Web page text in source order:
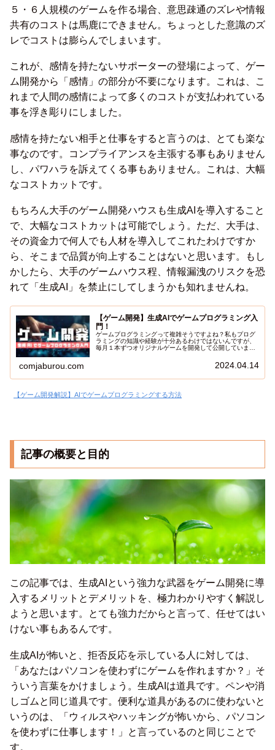
５・６人規模のゲームを作る場合、意思疎通のズレや情報
共有のコストは馬鹿にできません。ちょっとした意識のズ
レでコストは膨らんでしまいます。
これが、感情を持たないサポーターの登場によって、ゲー
ム開発から「感情」の部分が不要になります。これは、こ
れまで人間の感情によって多くのコストが支払われている
事を浮き彫りにしました。
感情を持たない相手と仕事をすると言うのは、とても楽な
事なのです。コンプライアンスを主張する事もありません
し、パワハラを訴えてくる事もありません。これは、大幅
なコストカットです。
もちろん大手のゲーム開発ハウスも生成AIを導入すること
で、大幅なコストカットは可能でしょう。ただ、大手は、
その資金力で何人でも人材を導入してこれたわけですか
ら、そこまで品質が向上することはないと思います。もし
かしたら、大手のゲームハウス程、情報漏洩のリスクを恐
れて「生成AI」を禁止にしてしまうかも知れませんね。
【ゲーム開発】生成AIでゲームプログラミング入
門！
ゲームプログラミングって複雑そうですよね？私もプログ
ラミングの知識や経験が十分あるわけではないんですが、
毎月１本ずつオリジナルゲームを開発して公開していま
るので、非常にお手軽にゲームを作ることができます。今
回は、最近私が夢中になっている生成AI（ChatGPT）を使
comjaburou.com 2024.04.14
【ゲーム開発解説】AIでゲームプログラミングする方法
記事の概要と目的
この記事では、生成AIという強力な武器をゲーム開発に導
入するメリットとデメリットを、極力わかりやすく解説し
ようと思います。とても強力だからと言って、任せてはい
けない事もあるんです。
生成AIが怖いと、拒否反応を示している人に対しては、
「あなたはパソコンを使わずにゲームを作れますか？」そ
ういう言葉をかけましょう。生成AIは道具です。ペンや消
しゴムと同じ道具です。便利な道具があるのに使わないと
いうのは、「ウィルスやハッキングが怖いから、パソコン
を使わずに仕事します！」と言っているのと同じことで
す。